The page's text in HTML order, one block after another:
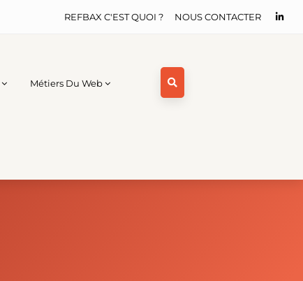
NOUS CONTACTER
REFBAX C'EST QUOI ?
Métiers Du Web